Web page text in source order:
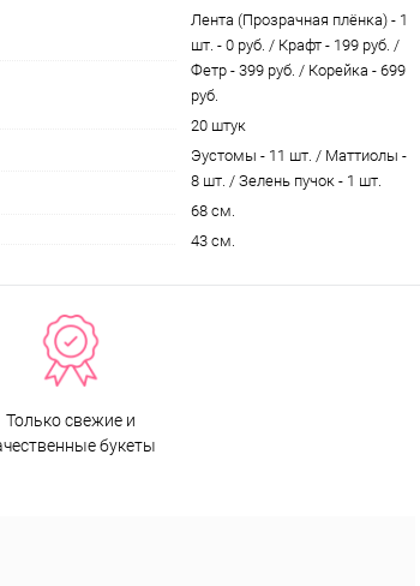
Лента (Прозрачная плёнка) - 1
шт. - 0 руб. / Крафт - 199 руб. /
Фетр - 399 руб. / Корейка - 699
руб.
20 штук
Эустомы - 11 шт. / Маттиолы -
8 шт. / Зелень пучок - 1 шт.
68 см.
43 см.
Только свежие и
букеты